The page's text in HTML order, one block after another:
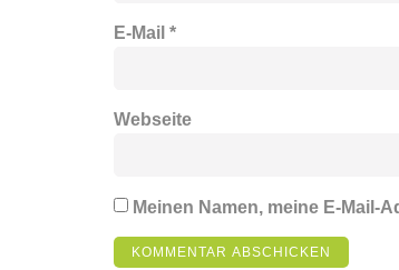
E-Mail *
Webseite
Meinen Namen, meine E-